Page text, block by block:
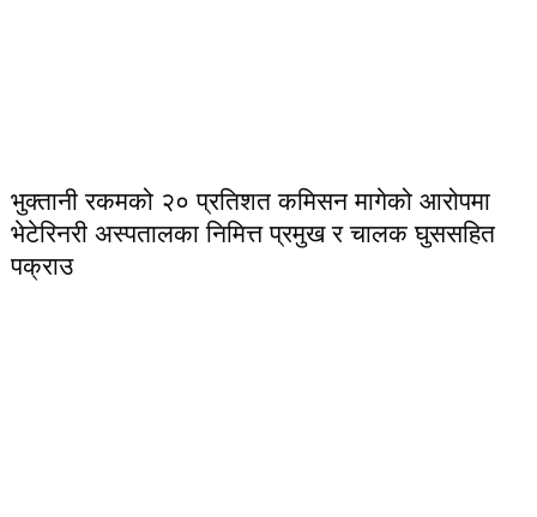
भुक्तानी रकमको २० प्रतिशत कमिसन मागेको आरोपमा
भेटेरिनरी अस्पतालका निमित्त प्रमुख र चालक घुससहित
पक्राउ